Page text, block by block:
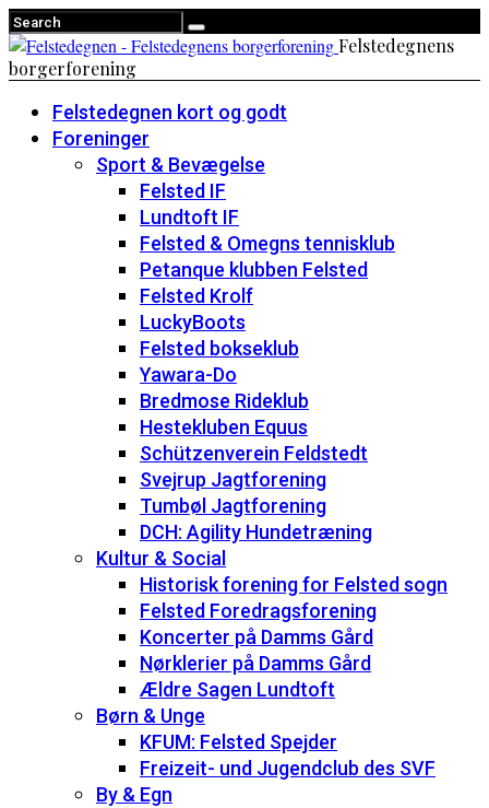
Felstedegnens
borgerforening
Felstedegnen kort og godt
Foreninger
Sport & Bevægelse
Felsted IF
Lundtoft IF
Felsted & Omegns tennisklub
Petanque klubben Felsted
Felsted Krolf
LuckyBoots
Felsted bokseklub
Yawara-Do
Bredmose Rideklub
Hestekluben Equus
Schützenverein Feldstedt
Svejrup Jagtforening
Tumbøl Jagtforening
DCH: Agility Hundetræning
Kultur & Social
Historisk forening for Felsted sogn
Felsted Foredragsforening
Koncerter på Damms Gård
Nørklerier på Damms Gård
Ældre Sagen Lundtoft
Børn & Unge
KFUM: Felsted Spejder
Freizeit- und Jugendclub des SVF
By & Egn